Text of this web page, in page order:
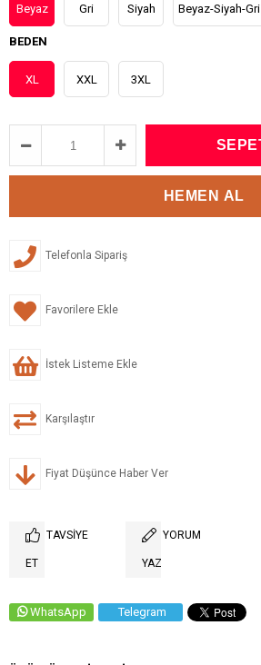
Beyaz Gri Siyah Beyaz-Siyah-Gri
BEDEN
XL XXL 3XL
Telefonla Sipariş
Favorilere Ekle
İstek Listeme Ekle
Karşılaştır
Fiyat Düşünce Haber Ver
TAVSIYE
ET
YORUM
YAZ
WhatsApp Telegram